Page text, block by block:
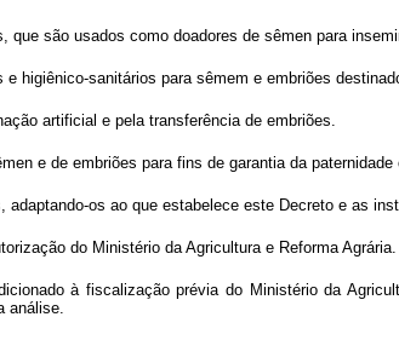
são usados como doadores de sêmen para
higiênico-sanitários para sêmem e embriões
artificial e pela transferência de embriões.
e de embriões para fins de garantia da paternidade
os ao que estabelece este Decreto e as
do Ministério da Agricultura e Reforma Agrária.
à fiscalização prévia do Ministério da
análise.